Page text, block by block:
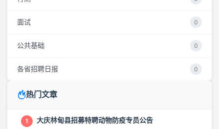
面试 0
公共基础 0
各省招聘日报 0
热门文章
1 大庆林甸县招募特聘动物防疫专员公告